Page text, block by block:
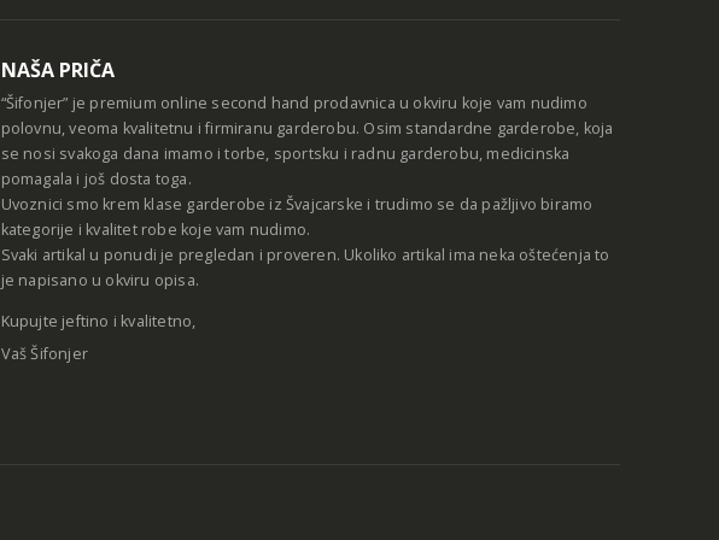
NAŠA PRIČA
“Šifonjer” je premium online second hand prodavnica u okviru koje vam nudimo
polovnu, veoma kvalitetnu i firmiranu garderobu. Osim standardne garderobe, koja
se nosi svakoga dana imamo i torbe, sportsku i radnu garderobu, medicinska
pomagala i još dosta toga.
Uvoznici smo krem klase garderobe iz Švajcarske i trudimo se da pažljivo biramo
kategorije i kvalitet robe koje vam nudimo.
Svaki artikal u ponudi je pregledan i proveren. Ukoliko artikal ima neka oštećenja to
je napisano u okviru opisa.
Kupujte jeftino i kvalitetno,
Vaš Šifonjer